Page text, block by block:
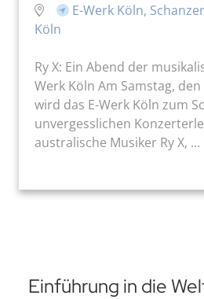
E-Werk Köln,
Köln
Ry X: Ein Abend der
Werk Köln Am Samstag, den
wird das E-Werk Köln zum
unvergesslichen
australische Musiker Ry X, ...
Einführung in die